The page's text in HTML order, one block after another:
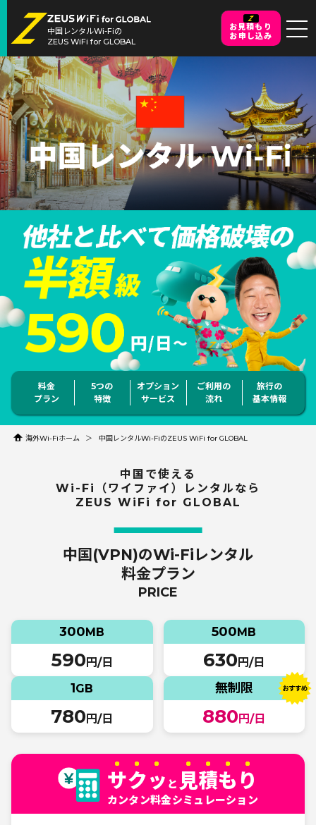
中国レンタルWi-Fiの
ZEUS WiFi for GLOBAL
お見積もり
お申し込み
料金
プラン
5つの
特徴
オプション
サービス
ご利用の
流れ
旅行の
基本情報
海外Wi-Fiホーム 中国レンタルWi-FiのZEUS WiFi for GLOBAL
中国で使える
Wi-Fi（ワイファイ）レンタルなら
ZEUS WiFi for GLOBAL
中国(VPN)のWi-Fiレンタル
料金プラン
PRICE
300MB
590 円/日
500MB
630 円/日
1GB
780 円/日
無制限
880 円/日
サクッ と 見積もり
カンタン料金シミュレーション